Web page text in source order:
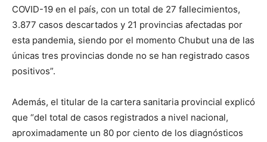
COVID-19 en el país, con un total de 27 fallecimientos,
3.877 casos descartados y 21 provincias afectadas por
esta pandemia, siendo por el momento Chubut una de las
únicas tres provincias donde no se han registrado casos
positivos”.
Además, el titular de la cartera sanitaria provincial explicó
que “del total de casos registrados a nivel nacional,
aproximadamente un 80 por ciento de los diagnósticos